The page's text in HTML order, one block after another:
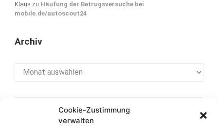
Cookie-Zustimmung
verwalten
Klaus zu Häufung der Betrugsversuche bei
mobile.de/autoscout24
Archiv
[cookies_revoke]